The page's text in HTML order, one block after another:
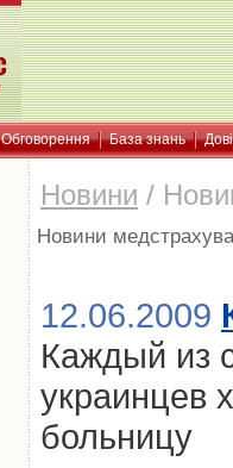
Обговорення База знань
Новини /
Новини
12.06.2009
Каждый из
украинцев
больницу